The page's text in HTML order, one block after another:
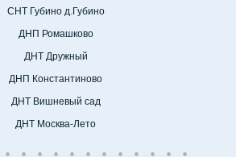
СНТ Губино д.Губино
ДНП Ромашково
ДНТ Дружный
ДНП Константиново
ДНТ Вишневый сад
ДНТ Москва-Лето